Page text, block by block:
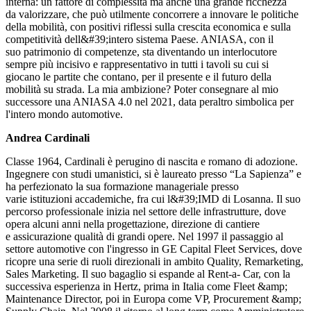
da valorizzare, che può utilmente concorrere a innovare le politiche
della mobilità, con positivi riflessi sulla crescita economica e sulla
competitività dell&#39;intero sistema Paese. ANIASA, con il
suo patrimonio di competenze, sta diventando un interlocutore
sempre più incisivo e rappresentativo in tutti i tavoli su cui si
giocano le partite che contano, per il presente e il futuro della
mobilità su strada. La mia ambizione? Poter consegnare al mio
successore una ANIASA 4.0 nel 2021, data peraltro simbolica per
l'intero mondo automotive.
Andrea Cardinali
Classe 1964, Cardinali è perugino di nascita e romano di adozione.
Ingegnere con studi umanistici, si è laureato presso “La Sapienza” e
ha perfezionato la sua formazione manageriale presso
varie istituzioni accademiche, fra cui l&#39;IMD di Losanna. Il suo
percorso professionale inizia nel settore delle infrastrutture, dove
opera alcuni anni nella progettazione, direzione di cantiere
e assicurazione qualità di grandi opere. Nel 1997 il passaggio al
settore automotive con l'ingresso in GE Capital Fleet Services, dove
ricopre una serie di ruoli direzionali in ambito Quality, Remarketing,
Sales Marketing. Il suo bagaglio si espande al Rent-a- Car, con la
successiva esperienza in Hertz, prima in Italia come Fleet &amp;
Maintenance Director, poi in Europa come VP, Procurement &amp;